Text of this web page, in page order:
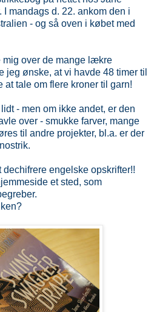
I mandags d. 22. ankom den i
- og så oven i købet med
over de mange lækre
jeg ønske, at vi havde 48 timer til
at tale om flere kroner til garn!
- men om ikke andet, er den
over - smukke farver, mange
til andre projekter, bl.a. er der
engelske opskrifter!!
et sted, som